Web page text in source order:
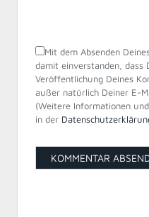
Mit dem Absenden
damit einverstanden, dass
Veröffentlichung Deines
außer natürlich Deiner E-
(Weitere Informationen
in der